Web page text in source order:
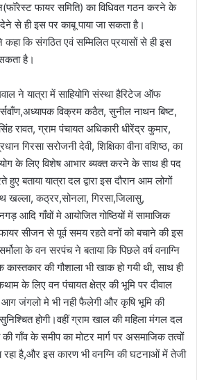
फायर समिति) का विधिवत गठन करने के
से ही इस पर काबू पाया जा सकता है।
कि संगठित एवं सम्मिलित प्रयासों से ही इस
है।
ने यात्रा में साहियोगि संस्था हैरिटेज ऑफ
विक्रम कठैत, सुनील नाथन बिष्ट,
रावत, ग्राम पंचायत अधिकारी धीरेंद्र कुमार,
गिरसा सरोजनी देवी, शिक्षिका वीना वशिष्ठ, का
के लिए विशेष आभार ब्यक्त करने के साथ ही पद
हुए बताया यात्रा दल द्वारा इस दौरान आम लोगों
खल्ला, कठ्रर,सोनला, गिरसा,जिलासु,
आदि गाँवों मे आयोजित गोष्ठियों में सामाजिक
सीजन से पूर्व समय रहते वनों को बचाने की इस
के वन सरपंच ने बताया कि पिछले वर्ष वनाग्नि
की गौशाला भी खाक हो गयी थी, साथ ही
के लिए वन पंचायत क्षेत्र की भूमि पर दीवाल
आग जंगलो मे भी नही फैलेगी और कृषि भूमि की
होगी।वहीं ग्राम खाल की महिला मंगल दल
की गाँव के समीप का मोटर मार्ग पर असमाजिक तत्वों
रहा है,और इस कारण भी वनग्नि की घटनाओं में तेजी